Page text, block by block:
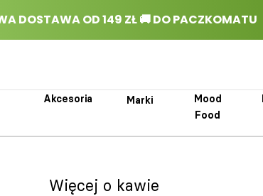
Akcesoria Marki
Mood
Food
Więcej o kawie